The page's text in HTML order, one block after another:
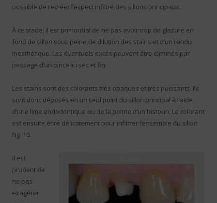
possible de recréer l’aspect infiltré des sillons principaux.
À ce stade, il est primordial de ne pas avoir trop de glazure en
fond de sillon sous peine de dilution des stains et d’un rendu
inesthétique. Les éventuels excès peuvent être éliminés par
passage d’un pinceau sec et fin.
Les stains sont des colorants très opaques et très puissants. Ils
sont donc déposés en un seul point du sillon principal à l’aide
d’une lime endodontique ou de la pointe d’un bistouri. Le colorant
est ensuite étiré délicatement pour infiltrer l’ensemble du sillon
Fig. 10.
Il est
prudent de
ne pas
exagérer